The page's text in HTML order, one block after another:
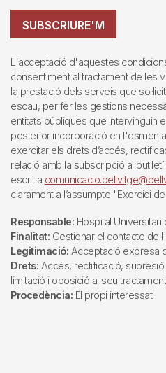
SUBSCRIURE'M
L'acceptació d'aquestes
consentiment al tractament de les
la prestació dels serveis que
escau, per fer les gestions
entitats públiques que intervinguin
posterior incorporació en
exercitar els drets d’accés,
relació amb la subscripció al butlletí
escrit a
clarament a l’assumpte "Exercici
Responsable: Hospital Universitari
Finalitat: Gestionar el contacte de
Legitimació: Acceptació expresa
Drets: Accés, rectificació,
limitació i oposició al seu
Procedència: El propi interessat.